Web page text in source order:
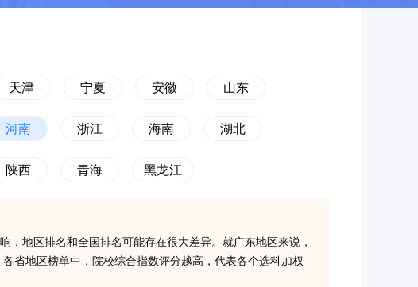
天津 宁夏 安徽 山东
河南 浙江 海南 湖北
陕西 青海 黑龙江
地区排名和全国排名可能存在很大差异。就广东地区来说，
省地区榜单中，院校综合指数评分越高，代表各个选科加权